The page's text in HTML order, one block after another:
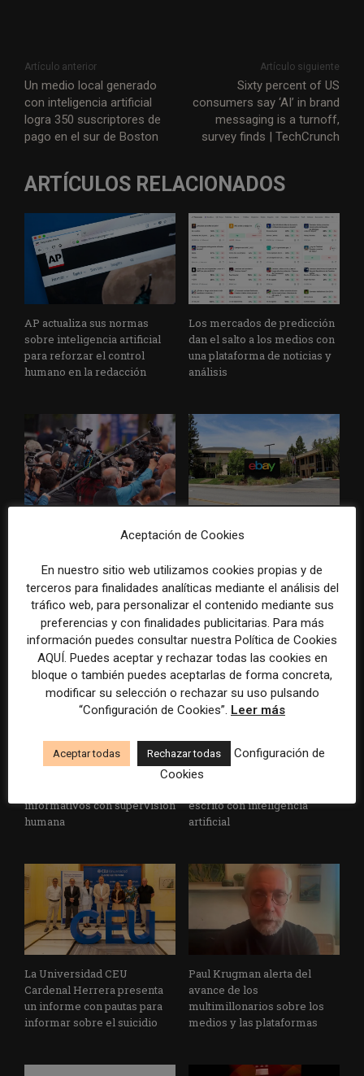
Artículo anterior
Un medio local generado
con inteligencia artificial
logra 350 suscriptores de
pago en el sur de Boston
Artículo siguiente
Sixty percent of US
consumers say ‘AI’ in brand
messaging is a turnoff,
survey finds | TechCrunch
ARTÍCULOS RELACIONADOS
AP actualiza sus normas
sobre inteligencia artificial
para reforzar el control
humano en la redacción
Los mercados de predicción
dan el salto a los medios con
una plataforma de noticias y
análisis
piden al Ministerio de
Agencia EFE que rectifiquen
convocatorias de empleo por
favorecer el intrusismo
dólares por la campaña de
de un medio especializado
EFE publica una guía para
informativos con supervisión
humana
Substack incorpora una
herramienta que estima
escrito con inteligencia
artificial
La Universidad CEU
Cardenal Herrera presenta
un informe con pautas para
informar sobre el suicidio
Paul Krugman alerta del
avance de los
multimillonarios sobre los
medios y las plataformas
Aceptación de Cookies
En nuestro sitio web utilizamos cookies propias y de
terceros para finalidades analíticas mediante el análisis del
tráfico web, para personalizar el contenido mediante sus
preferencias y con finalidades publicitarias. Para más
información puedes consultar nuestra Política de Cookies
AQUÍ. Puedes aceptar y rechazar todas las cookies en
bloque o también puedes aceptarlas de forma concreta,
modificar su selección o rechazar su uso pulsando
“Configuración de Cookies”. Leer más
Aceptar todas Rechazar todas
Configuración de
Cookies